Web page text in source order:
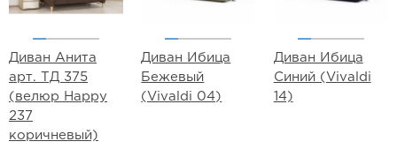
Диван Анита
арт. ТД 375
(велюр Happy
237
коричневый)
Диван Ибица
Бежевый
(Vivaldi 04)
Диван Ибица
Синий (Vivaldi
14)